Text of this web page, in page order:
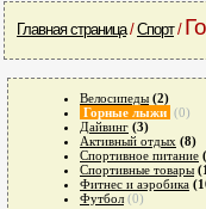
Главная страница/Спорт/
Велосипеды (2)
Горные лыжи (0)
Дайвинг (3)
Активный отдых (8)
Спортивное питание
Спортивные товары
Фитнес и аэробика
Футбол (0)